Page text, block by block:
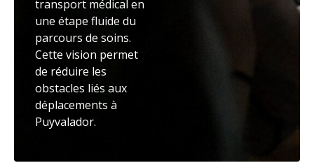
transport médical en
une étape fluide du
parcours de soins.
Cette vision permet
de réduire les
obstacles liés aux
déplacements à
Puyvalador.